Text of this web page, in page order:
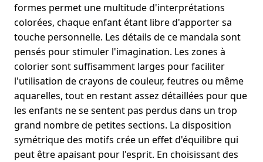
formes permet une multitude d'interprétations
colorées, chaque enfant étant libre d'apporter sa
touche personnelle. Les détails de ce mandala sont
pensés pour stimuler l'imagination. Les zones à
colorier sont suffisamment larges pour faciliter
l'utilisation de crayons de couleur, feutres ou même
aquarelles, tout en restant assez détaillées pour que
les enfants ne se sentent pas perdus dans un trop
grand nombre de petites sections. La disposition
symétrique des motifs crée un effet d'équilibre qui
peut être apaisant pour l'esprit. En choisissant des